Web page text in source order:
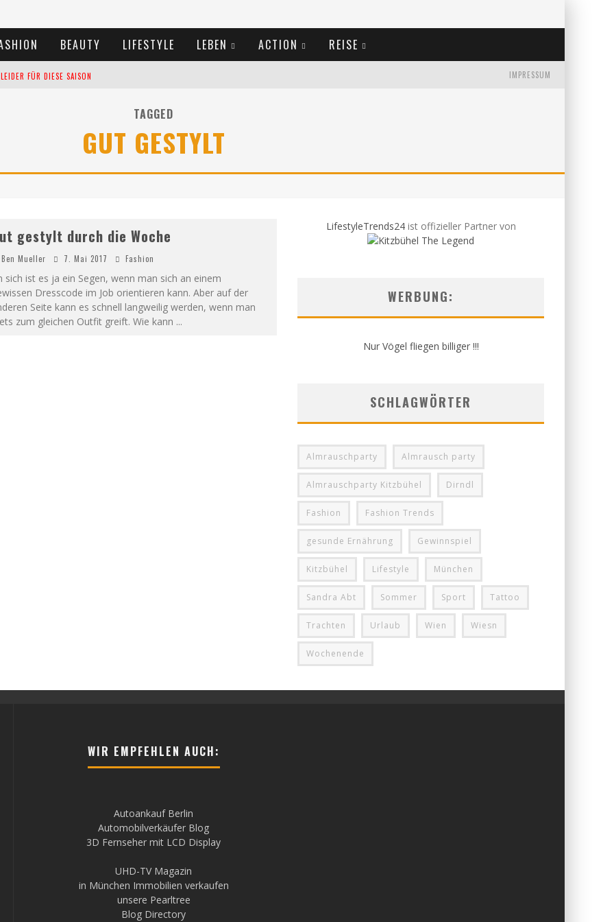
BEAUTY LIFESTYLE LEBEN ACTION REISE
FÜR DIESE SAISON IMPRESSUM
TAGGED
GUT GESTYLT
gestylt durch die Woche
Ben Mueller 7. Mai 2017 Fashion
sich ist es ja ein Segen, wenn man sich an einem
Dresscode im Job orientieren kann. Aber auf der
Seite kann es schnell langweilig werden, wenn man
zum gleichen Outfit greift. Wie kann ...
LifestyleTrends24ist offizieller Partner von
WERBUNG:
Nur Vögel fliegen billiger !!!
SCHLAGWÖRTER
Almrauschparty Almrausch party
Almrauschparty Kitzbühel Dirndl
Fashion Fashion Trends
gesunde Ernährung Gewinnspiel
Kitzbühel Lifestyle München
Sandra Abt Sommer Sport Tattoo
Trachten Urlaub Wien Wiesn
Wochenende
WIR EMPFEHLEN AUCH:
Autoankauf Berlin
Automobilverkäufer Blog
3D Fernseher mit LCD Display
UHD-TV Magazin
in München Immobilien verkaufen
unsere Pearltree
Blog Directory